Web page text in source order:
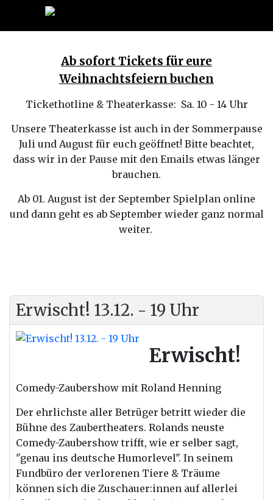
Ab sofort Tickets für eure
Weihnachtsfeiern buchen
Tickethotline & Theaterkasse: Sa. 10 - 14 Uhr
Unsere Theaterkasse ist auch in der Sommerpause
Juli und August für euch geöffnet! Bitte beachtet,
dass wir in der Pause mit den Emails etwas länger
brauchen.
Ab 01. August ist der September Spielplan online
und dann geht es ab September wieder ganz normal
weiter.
Erwischt! 13.12. - 19 Uhr
Erwischt!
Comedy-Zaubershow mit Roland Henning
Der ehrlichste aller Betrüger betritt wieder die
Bühne des Zaubertheaters. Rolands neuste
Comedy-Zaubershow trifft, wie er selber sagt,
"genau ins deutsche Humorlevel". In seinem
Fundbüro der verlorenen Tiere & Träume
können sich die Zuschauer:innen auf allerlei